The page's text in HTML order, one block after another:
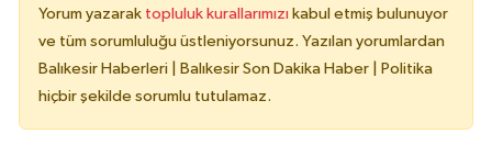
Yorum yazarak topluluk kurallarımızı kabul etmiş bulunuyor
ve tüm sorumluluğu üstleniyorsunuz. Yazılan yorumlardan
Balıkesir Haberleri | Balıkesir Son Dakika Haber | Politika
hiçbir şekilde sorumlu tutulamaz.